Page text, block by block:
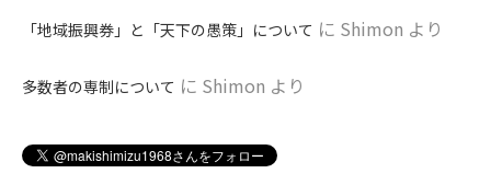
「地域振興券」と「天下の愚策」について に Shimon より
多数者の専制について に Shimon より